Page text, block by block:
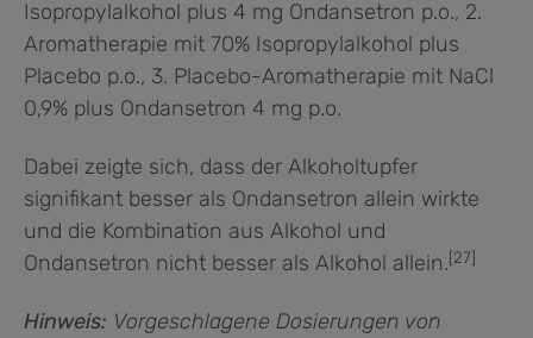
Isopropylalkohol plus 4 mg Ondansetron p.o., 2.
Aromatherapie mit 70% Isopropylalkohol plus
Placebo p.o., 3. Placebo-Aromatherapie mit NaCl
0,9% plus Ondansetron 4 mg p.o.
Dabei zeigte sich, dass der Alkoholtupfer
signifikant besser als Ondansetron allein wirkte
und die Kombination aus Alkohol und
Ondansetron nicht besser als Alkohol allein.[27]
Hinweis: Vorgeschlagene Dosierungen von